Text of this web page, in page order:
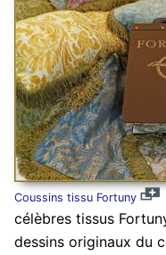
Coussins tissu Fortuny
célèbres tissus
dessins originaux du